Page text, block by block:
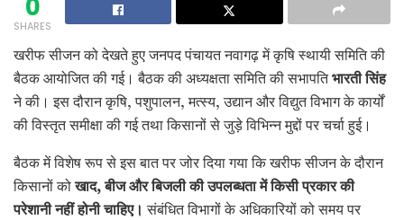
0
SHARES
खरीफ सीजन को देखते हुए जनपद पंचायत नवागढ़ में कृषि स्थायी समिति की
बैठक आयोजित की गई। बैठक की अध्यक्षता समिति की सभापतिभारती सिंह
ने की। इस दौरान कृषि, पशुपालन, मत्स्य, उद्यान और विद्युत विभाग के कार्यों
की विस्तृत समीक्षा की गई तथा किसानों से जुड़े विभिन्न मुद्दों पर चर्चा हुई।
बैठक में विशेष रूप से इस बात पर जोर दिया गया कि खरीफ सीजन के दौरान
किसानों कोखाद,बीज और बिजली की उपलब्धता में किसी प्रकार की
परेशानी नहीं होनी चाहिए। संबंधित विभागों के अधिकारियों को समय पर